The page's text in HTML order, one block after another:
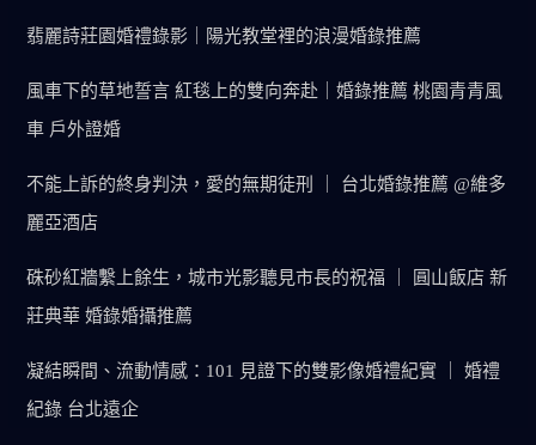
翡麗詩莊園婚禮錄影｜陽光教堂裡的浪漫婚錄推薦
風車下的草地誓言 紅毯上的雙向奔赴｜婚錄推薦 桃園青青風
車 戶外證婚
不能上訴的終身判決，愛的無期徒刑 ｜ 台北婚錄推薦 @維多
麗亞酒店
硃砂紅牆繫上餘生，城市光影聽見市長的祝福 ｜ 圓山飯店 新
莊典華 婚錄婚攝推薦
凝結瞬間、流動情感：101 見證下的雙影像婚禮紀實 ｜ 婚禮
紀錄 台北遠企